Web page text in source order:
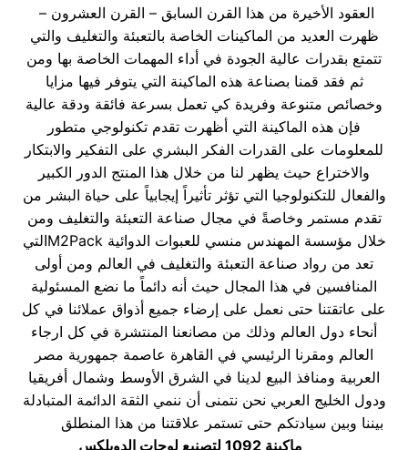
العقود الأخيرة من هذا القرن السابق – القرن العشرون –
ظهرت العديد من الماكينات الخاصة بالتعبئة والتغليف والتي
تتمتع بقدرات عالية الجودة في أداء المهمات الخاصة بها ومن
ثم فقد قمنا بصناعة هذه الماكينة التي يتوفر فيها مزايا
وخصائص متنوعة وفريدة كي تعمل بسرعة فائقة ودقة عالية
فإن هذه الماكينة التي أظهرت تقدم تكنولوجي متطور
للمعلومات على القدرات الفكر البشري على التفكير والابتكار
والاختراع حيث يظهر لنا من خلال هذا المنتج الدور الكبير
والفعال للتكنولوجيا التي تؤثر تأثيراً إيجابياً على حياة البشر من
تقدم مستمر وخاصةً في مجال صناعة التعبئة والتغليف ومن
خلال مؤسسة المهندس منسي للعبوات الدوائية M2Packالتي
تعد من رواد صناعة التعبئة والتغليف في العالم ومن أولى
المنافسين في هذا المجال حيث أنه دائماً ما نضع المسئولية
على عاتقتنا حتى نعمل على إرضاء جميع أذواق عملائنا في كل
أنحاء دول العالم وذلك من مصانعنا المنتشرة في كل ارجاء
العالم ومقرنا الرئيسي في القاهرة عاصمة جمهورية مصر
العربية ومنافذ البيع لدينا في الشرق الأوسط وشمال أفريقيا
ودول الخليج العربي نحن نتمنى أن ننمي الثقة الدائمة المتبادلة
بيننا وبين سيادتكم حتى تستمر علاقتنا من هذا المنطلق
ماكينة 1092 لتصنيع لوحات الدوبلكس